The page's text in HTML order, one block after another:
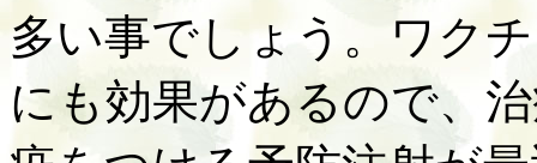
多い事でしょう。ワク
にも効果があるので、